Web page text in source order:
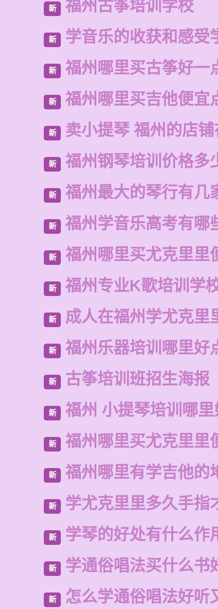
新 福州古筝培训学校
新 学音乐的收获和感受
新 福州哪里买古筝好一
新 福州哪里买吉他便宜
新 卖小提琴 福州的店
新 福州钢琴培训价格多
新 福州最大的琴行有几
新 福州学音乐高考有哪
新 福州哪里买尤克里里
新 福州专业K歌培训学
新 成人在福州学尤克里
新 福州乐器培训哪里好
新 古筝培训班招生海报
新 福州 小提琴培训哪
新 福州哪里买尤克里里
新 福州哪里有学吉他的
新 学尤克里里多久手指
新 学琴的好处有什么作
新 学通俗唱法买什么书
新 怎么学通俗唱法好听